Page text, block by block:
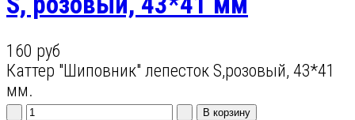
160 руб
Каттер "Шиповник" лепесток S,розовый, 43*41
мм.